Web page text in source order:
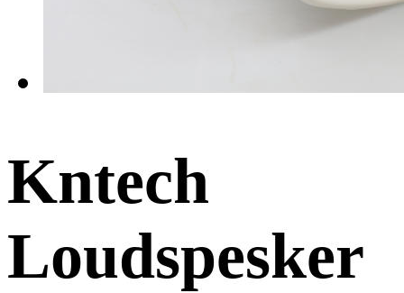
Kntech
Loudspesker